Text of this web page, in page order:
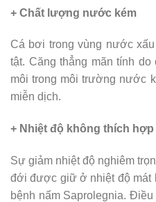
+ Chất lượng nước kém
Cá bơi trong vùng nước
tật. Căng thẳng mãn tính
môi trong môi trường nước
miễn dịch.
+ Nhiệt độ không thích hợp
Sự giảm nhiệt độ nghiêm
đới được giữ ở nhiệt độ mát
bệnh nấm Saprolegnia.